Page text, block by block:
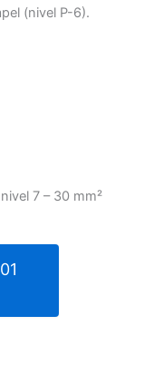
(nivel P-6).
7 – 30 mm²